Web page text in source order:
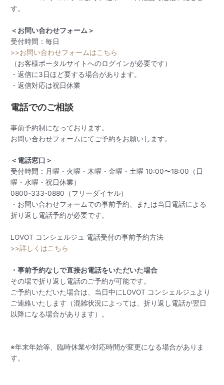
す。
＜お問い合わせフォーム＞
受付時間：毎日
>>お問い合わせフォームはこちら
（お客様ポータルサイトへのログインが必要です）
・返信に3日ほど要する場合があります。
・返信対応は祝日休業
電話でのご相談
事前予約制になっております。
お問い合わせフォームにてご予約をお願いします。
＜電話窓口＞
受付時間：月曜・火曜・木曜・金曜・土曜 10:00〜18:00（日
曜・水曜・祝日休業）
0800-333-0880（フリーダイヤル）
・お問い合わせフォームでの事前予約、または当日電話による
折り返し電話予約が必要です。
LOVOT コンシェルジュ 電話受付の事前予約方法
>>詳しくはこちら
・事前予約なしで直接お電話をいただいた場合
その場で折り返し電話のご予約が可能です。
ご予約いただいた場合は、当日中にLOVOT コンシェルジュより
ご連絡いたします（混雑状況によっては、折り返し電話が翌日
以降になる場合があります）。
※年末年始等、臨時休業や対応時間が変更になる場合がありま
す。